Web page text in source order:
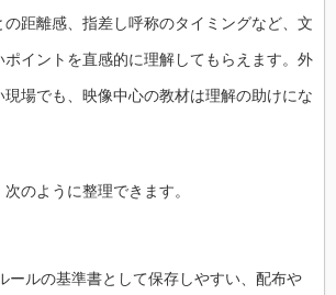
の距離感、指差し呼称のタイミングなど、文
イントを直感的に理解してもらえます。外
現場でも、映像中心の教材は理解の助けにな
のように整理できます。
ールの基準書として保存しやすい、配布や